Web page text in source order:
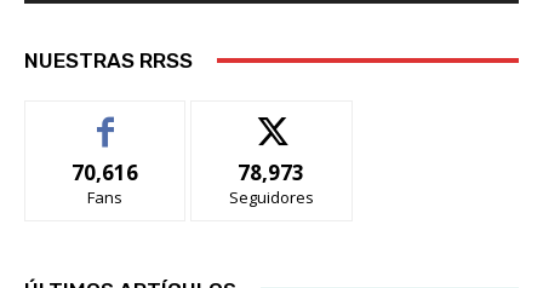
NUESTRAS RRSS
70,616
Fans
78,973
Seguidores